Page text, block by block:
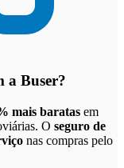
a Buser?
mais baratas em
O seguro de
nas compras pelo